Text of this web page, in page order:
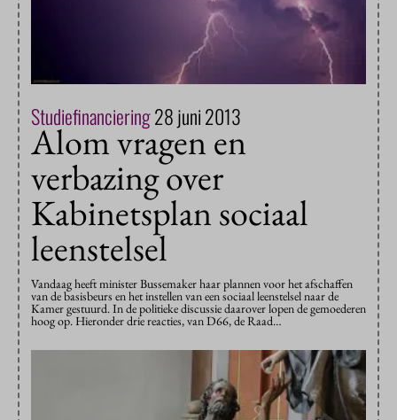
Studiefinanciering28 juni 2013
Alom vragen en
verbazing over
Kabinetsplan sociaal
leenstelsel
Vandaag heeft minister Bussemaker haar plannen voor het afschaffen
van de basisbeurs en het instellen van een sociaal leenstelsel naar de
Kamer gestuurd. In de politieke discussie daarover lopen de gemoederen
hoog op. Hieronder drie reacties, van D66, de Raad…